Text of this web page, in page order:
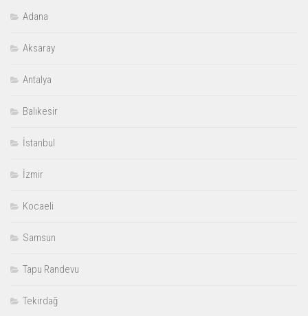
Adana
Aksaray
Antalya
Balıkesir
İstanbul
İzmir
Kocaeli
Samsun
Tapu Randevu
Tekirdağ